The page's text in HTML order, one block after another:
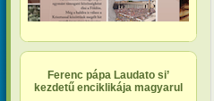
Ferenc pápa Laudato si’
kezdetű enciklikája magyarul